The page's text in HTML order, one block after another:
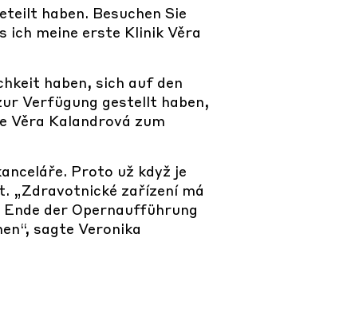
haben. Besuchen Sie
ich meine erste Klinik Věra
haben, sich auf den
Verfügung gestellt haben,
Věra Kalandrová zum
Proto už když je
„Zdravotnické zařízení má
der Opernaufführung
sagte Veronika